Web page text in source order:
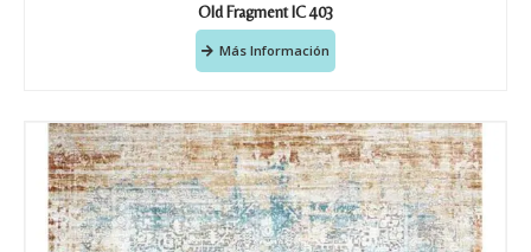
Old Fragment IC 403
Más Información